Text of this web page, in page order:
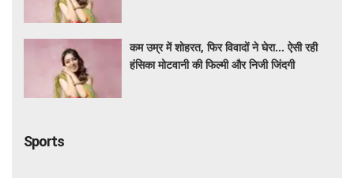
कम उम्र में शोहरत, फिर विवादों ने घेरा… ऐसी रही
हंसिका मोटवानी की फिल्मी और निजी जिंदगी
Sports